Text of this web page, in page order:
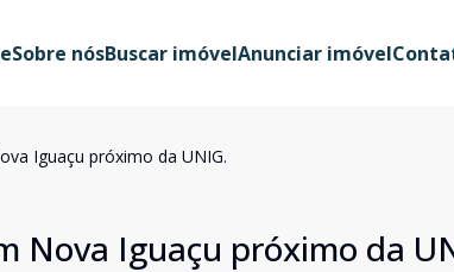
Sobre nósBuscar imóvelAnunciar imóvel
Iguaçu próximo da UNIG.
Nova Iguaçu próximo da